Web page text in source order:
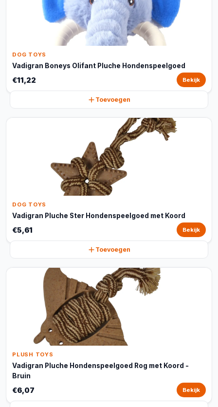
DOG TOYS
Vadigran Boneys Olifant Pluche Hondenspeelgoed
€11,22 Bekijk
Toevoegen
DOG TOYS
Vadigran Pluche Ster Hondenspeelgoed met Koord
€5,61 Bekijk
Toevoegen
PLUSH TOYS
Vadigran Pluche Hondenspeelgoed Rog met Koord -
Bruin
€6,07 Bekijk